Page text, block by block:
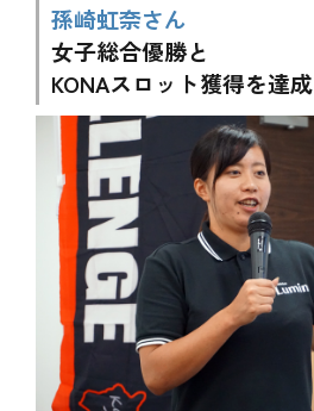
孫崎虹奈さん
女子総合優勝と
KONAスロット獲得を達成